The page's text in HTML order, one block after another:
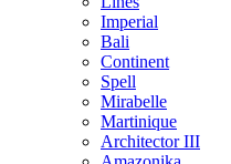
Imperial
Bali
Continent
Spell
Mirabelle
Martinique
Architector III